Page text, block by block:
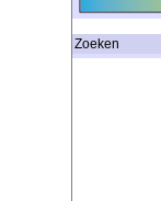
Zoeken